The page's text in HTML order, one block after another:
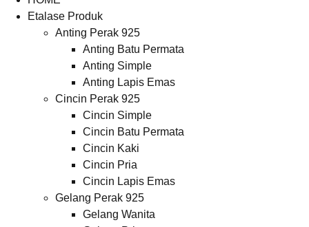
Etalase Produk
Anting Perak 925
Anting Batu Permata
Anting Simple
Anting Lapis Emas
Cincin Perak 925
Cincin Simple
Cincin Batu Permata
Cincin Kaki
Cincin Pria
Cincin Lapis Emas
Gelang Perak 925
Gelang Wanita